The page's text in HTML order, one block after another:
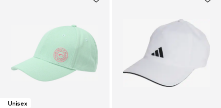
Unisex